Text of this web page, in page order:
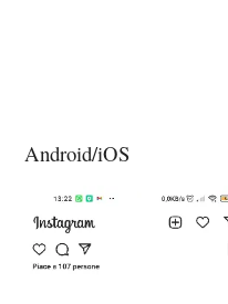
Android/iOS